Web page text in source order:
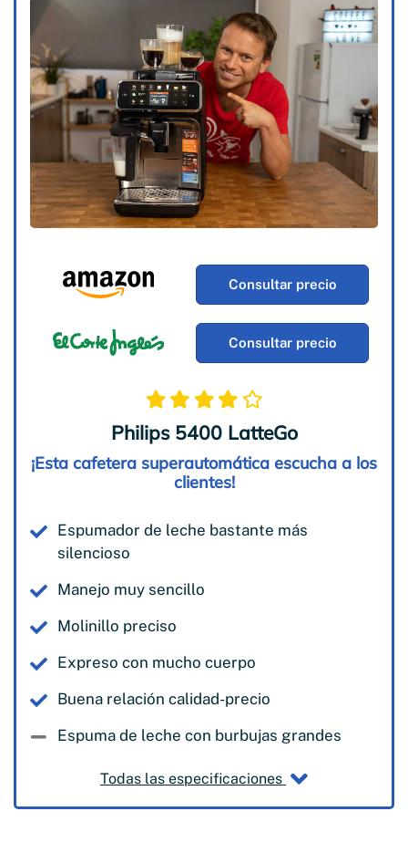
Philips 5400 LatteGo
¡Esta cafetera superautomática escucha a los
clientes!
Espumador de leche bastante más
silencioso
Manejo muy sencillo
Molinillo preciso
Expreso con mucho cuerpo
Buena relación calidad-precio
Espuma de leche con burbujas grandes
Consultar precio
Consultar precio
Todas las especificaciones